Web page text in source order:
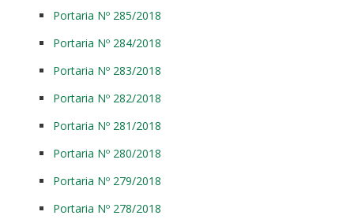
Portaria Nº 285/2018
Portaria Nº 284/2018
Portaria Nº 283/2018
Portaria Nº 282/2018
Portaria Nº 281/2018
Portaria Nº 280/2018
Portaria Nº 279/2018
Portaria Nº 278/2018